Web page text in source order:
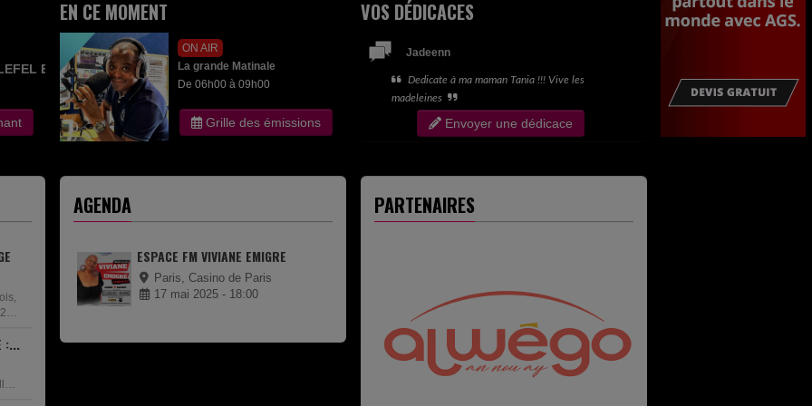
EDITH
EN CE MOMENT
ON AIR
La grande Matinale
De 06h00 à 09h00
Grille des émissions
VOS DÉDICACES
Jadeenn
Dedicate à ma maman Tania !!! Vive les
madeleines
Envoyer une dédicace
:...
AGENDA
ESPACE FM VIVIANE EMIGRE
Paris, Casino de Paris
17 mai 2025 - 18:00
PARTENAIRES